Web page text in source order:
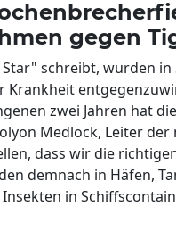
gegen
schreibt, wurden
Krankheit
zwei Jahren hat
Medlock, Leiter der
dass wir die
demnach in Häfen,
in